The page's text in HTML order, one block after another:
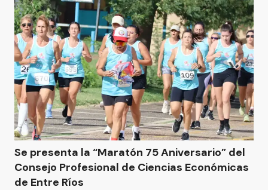
Se presenta la “Maratón 75 Aniversario” del
Consejo Profesional de Ciencias Económicas
de Entre Ríos